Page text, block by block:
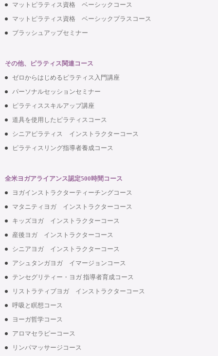
マットピラティス資格 ベーシックコース
マットピラティス資格 ベーシックプラスコース
ブラッシュアップセミナー
その他、ピラティス関連コース
ゼロからはじめるピラティス入門講座
パーソナルセッションセミナー
ピラティススキルアップ講座
道具を使用したピラティスコース
シニアピラティス インストラクターコース
ピラティスリング指導者養成コース
全米ヨガアライアンス認定500時間コース
ヨガインストラクターティーチングコース
マタニティヨガ インストラクターコース
キッズヨガ インストラクターコース
産後ヨガ インストラクターコース
シニアヨガ インストラクターコース
アシュタンガヨガ イマージョンコース
テンセグリティー・ヨガ 指導者育成コース
リストラティブヨガ インストラクターコース
呼吸と瞑想コース
ヨーガ哲学コース
アロマセラピーコース
リンパマッサージコース